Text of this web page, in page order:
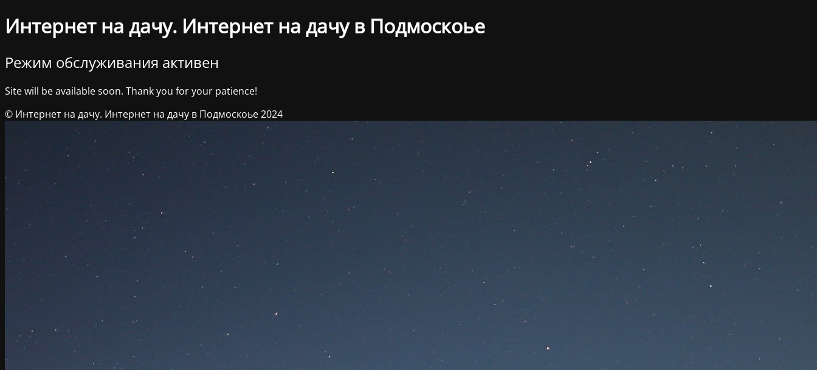
Интернет на дачу. Интернет на дачу в Подмоскоье
Режим обслуживания активен
Site will be available soon. Thank you for your patience!
© Интернет на дачу. Интернет на дачу в Подмоскоье 2024